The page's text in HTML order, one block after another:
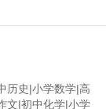
的关注度更高，知
定教学内容和提供
历史|小学数学|高
文|初中化学|小学